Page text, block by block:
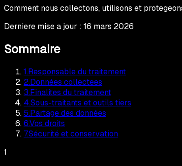
Comment nous collectons, utilisons et
Derniere mise a jour : 16 mars 2026
Sommaire
1.Responsable du traitement
2.Données collectees
3.Finalites du traitement
4.Sous-traitants et outils tiers
5.Partage des données
6.Vos droits
7.Sécurité et conservation
1